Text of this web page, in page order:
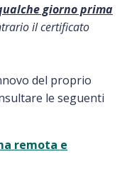
giorno prima
il certificato
del proprio
le seguenti
remota e